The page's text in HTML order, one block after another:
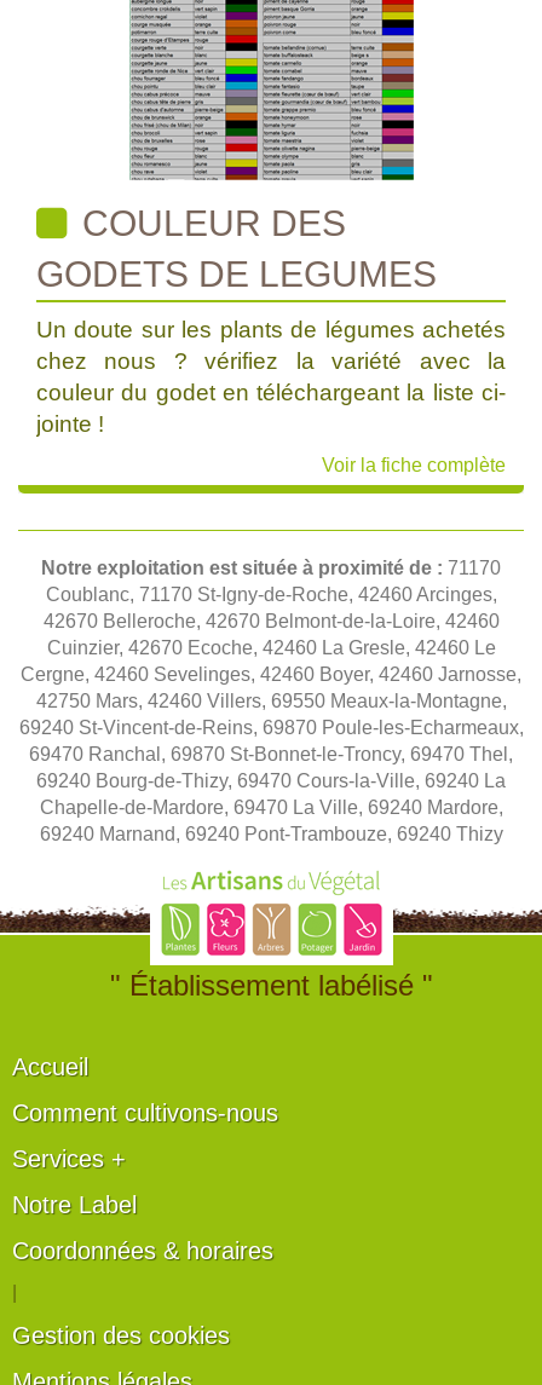
COULEUR DES
GODETS DE LEGUMES
Un doute sur les plants de légumes achetés
chez nous ? vérifiez la variété avec la
couleur du godet en téléchargeant la liste ci-
jointe !
Voir la fiche complète
Notre exploitation est située à proximité de : 71170
Coublanc, 71170 St-Igny-de-Roche, 42460 Arcinges,
42670 Belleroche, 42670 Belmont-de-la-Loire, 42460
Cuinzier, 42670 Ecoche, 42460 La Gresle, 42460 Le
Cergne, 42460 Sevelinges, 42460 Boyer, 42460 Jarnosse,
42750 Mars, 42460 Villers, 69550 Meaux-la-Montagne,
69240 St-Vincent-de-Reins, 69870 Poule-les-Echarmeaux,
69470 Ranchal, 69870 St-Bonnet-le-Troncy, 69470 Thel,
69240 Bourg-de-Thizy, 69470 Cours-la-Ville, 69240 La
Chapelle-de-Mardore, 69470 La Ville, 69240 Mardore,
69240 Marnand, 69240 Pont-Trambouze, 69240 Thizy
" Établissement labélisé "
Accueil
Comment cultivons-nous
Services +
Notre Label
Coordonnées & horaires
Gestion des cookies